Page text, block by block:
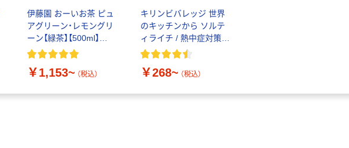
伊藤園 おーいお茶 ピュ
アグリーン・レモングリ
ーン【緑茶】【500ml】
【600ml】【ペットボトル】
￥1,153~ （税込）
キリンビバレッジ 世界
のキッチンから ソルテ
ィライチ / 熱中症対策飲
料 スポーツドリンク 水
￥268~ （税込）